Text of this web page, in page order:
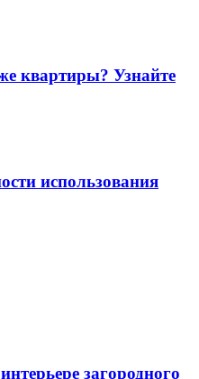
квартиры? Узнайте
использования
загородного